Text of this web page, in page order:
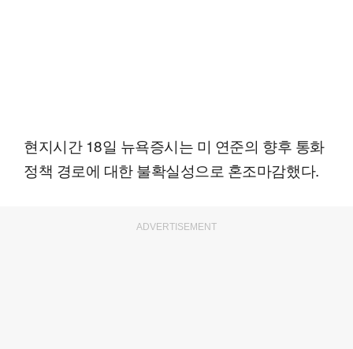
현지시간 18일 뉴욕증시는 미 연준의 향후 통화
정책 경로에 대한 불확실성으로 혼조마감했다.
ADVERTISEMENT